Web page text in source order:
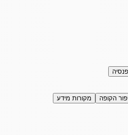
הקופה מקורות מידע